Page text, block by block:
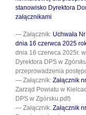
stanowisko Dyrektora
załącznikami
Załącznik: Uchwała
dnia 16 czerwca 2025
dnia 16 czerwca 2025r.
Dyrektora DPS w
przeprowadzenia
Załącznik: Załącznik
Zarząd Powiatu w
DPS w Zgórsku.pdf)
Załącznik: Załącznik